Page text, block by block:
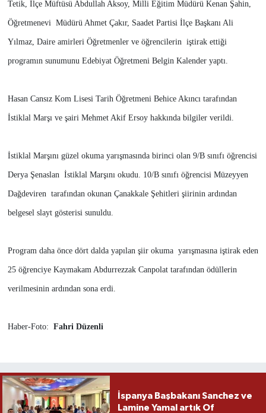
Tetik, İlçe Müftüsü Abdullah Aksoy, Milli Eğitim Müdürü Kenan Şahin,
Öğretmenevi Müdürü Ahmet Çakır, Saadet Partisi İlçe Başkanı Ali
Yılmaz, Daire amirleri Öğretmenler ve öğrencilerin iştirak ettiği
programın sunumunu Edebiyat Öğretmeni Belgin Kalender yaptı.
Hasan Cansız Kom Lisesi Tarih Öğretmeni Behice Akıncı tarafından
İstiklal Marşı ve şairi Mehmet Akif Ersoy hakkında bilgiler verildi.
İstiklal Marşını güzel okuma yarışmasında birinci olan 9/B sınıfı öğrencisi
Derya Şenaslan İstiklal Marşını okudu. 10/B sınıfı öğrencisi Müzeyyen
Dağdeviren tarafından okunan Çanakkale Şehitleri şiirinin ardından
belgesel slayt gösterisi sunuldu.
Program daha önce dört dalda yapılan şiir okuma yarışmasına iştirak eden
25 öğrenciye Kaymakam Abdurrezzak Canpolat tarafından ödüllerin
verilmesinin ardından sona erdi.
Haber-Foto: Fahri Düzenli
İspanya Başbakanı Sanchez ve
Lamine Yamal artık Of